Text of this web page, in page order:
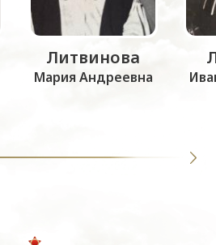
Литвинова
Мария Андреевна